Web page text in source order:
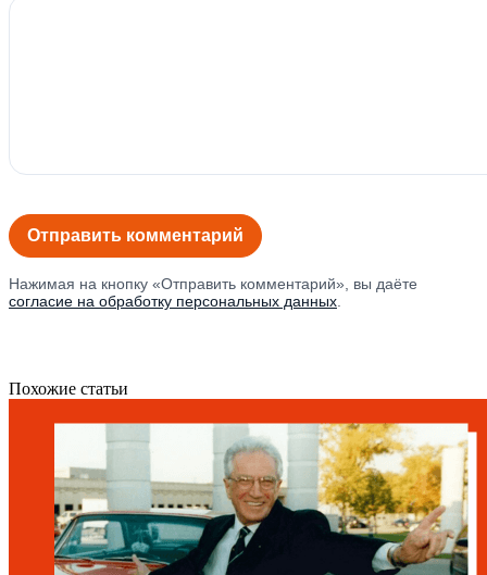
Нажимая на кнопку «Отправить комментарий», вы даёте
согласие на обработку персональных данных
Похожие статьи